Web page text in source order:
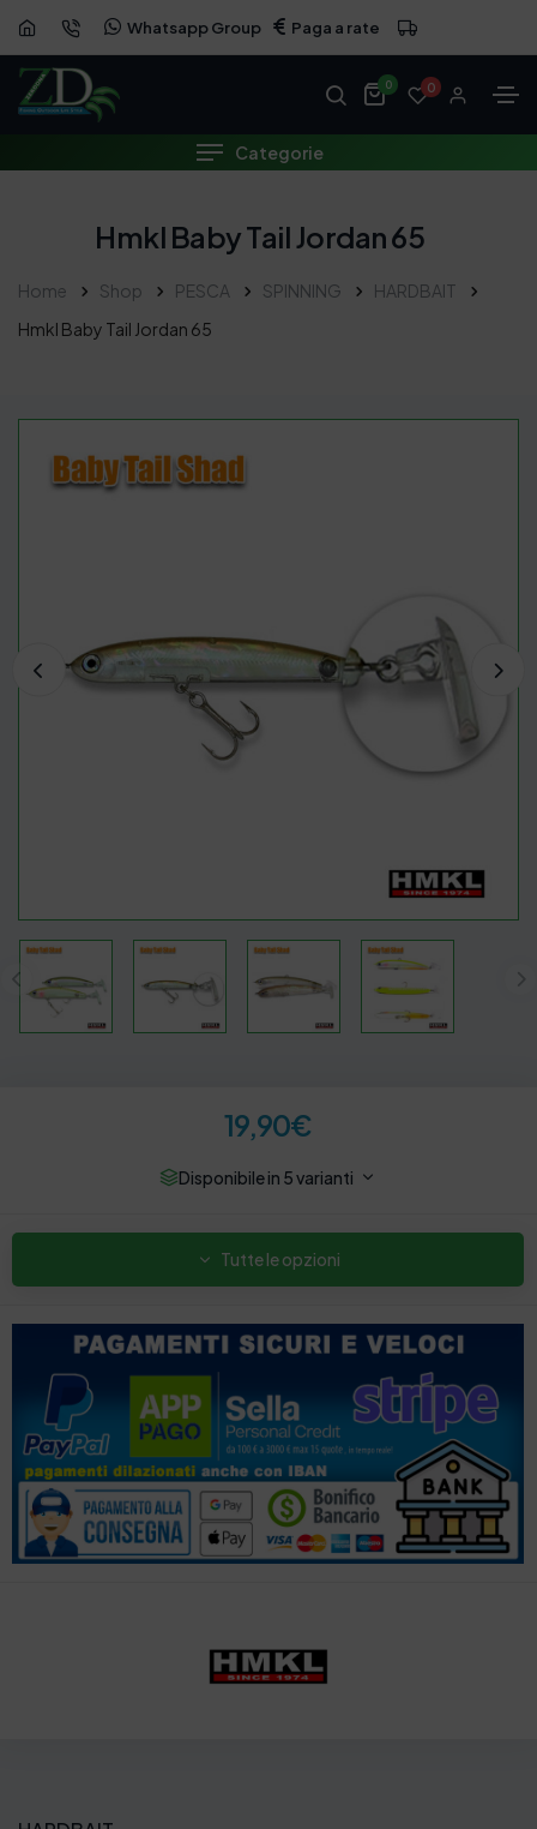
Whatsapp Group Paga a rate
0 0
Categorie
Hmkl Baby Tail Jordan 65
Home Shop PESCA SPINNING
HARDBAIT
Hmkl Baby Tail Jordan 65
19,90€
Disponibile in 5 varianti
Tutte le opzioni